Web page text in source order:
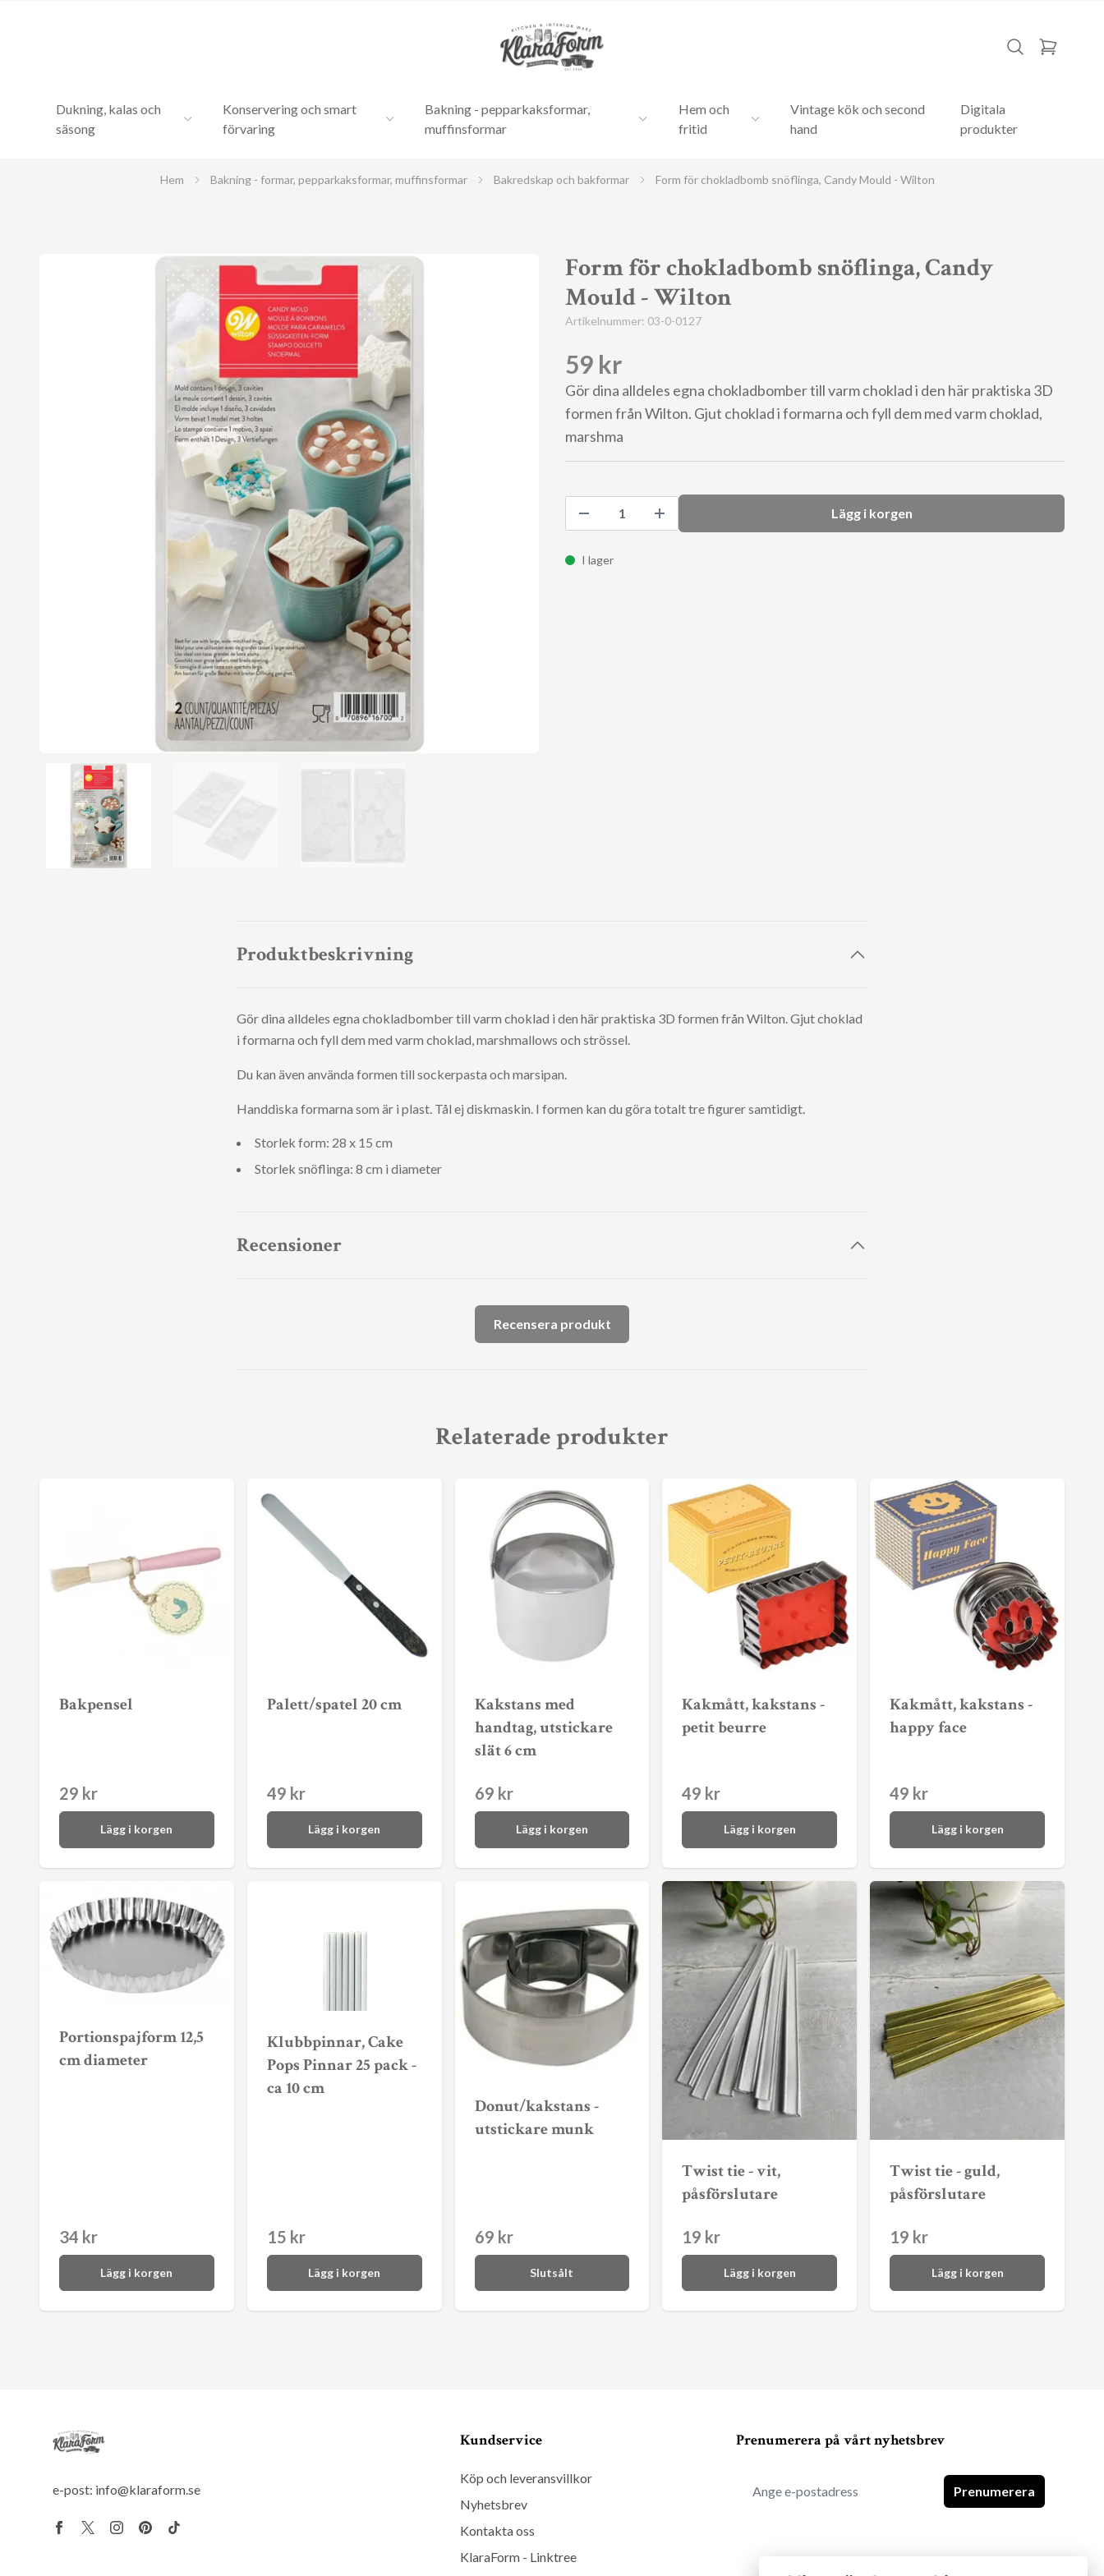
Dukning, kalas och
säsong
Konservering och smart
förvaring
Bakning - pepparkaksformar,
muffinsformar
Hem och
fritid
Vintage kök och second
hand
Digitala
produkter
Hem Bakning - formar, pepparkaksformar, muffinsformar Bakredskap och bakformar Form för chokladbomb snöflinga, Candy Mould - Wilton
Form för chokladbomb snöflinga, Candy
Mould - Wilton
Artikelnummer: 03-0-0127
59 kr
Gör dina alldeles egna chokladbomber till varm choklad i den här praktiska 3D
formen från Wilton. Gjut choklad i formarna och fyll dem med varm choklad,
marshma
Lägg i korgen
I lager
Produktbeskrivning
Gör dina alldeles egna chokladbomber till varm choklad i den här praktiska 3D formen från Wilton. Gjut choklad
i formarna och fyll dem med varm choklad, marshmallows och strössel.
Du kan även använda formen till sockerpasta och marsipan.
Handdiska formarna som är i plast. Tål ej diskmaskin. I formen kan du göra totalt tre figurer samtidigt.
Storlek form: 28 x 15 cm
Storlek snöflinga: 8 cm i diameter
Recensioner
Recensera produkt
Relaterade produkter
Bakpensel
29 kr
Lägg i korgen
Palett/spatel 20 cm
49 kr
Lägg i korgen
Kakstans med
handtag, utstickare
slät 6 cm
69 kr
Lägg i korgen
Kakmått, kakstans -
petit beurre
49 kr
Lägg i korgen
Kakmått, kakstans -
happy face
49 kr
Lägg i korgen
Portionspajform 12,5
cm diameter
34 kr
Lägg i korgen
Klubbpinnar, Cake
Pops Pinnar 25 pack -
ca 10 cm
15 kr
Lägg i korgen
Donut/kakstans -
utstickare munk
69 kr
Slutsålt
Twist tie - vit,
påsförslutare
19 kr
Lägg i korgen
Twist tie - guld,
påsförslutare
19 kr
Lägg i korgen
e-post: info@klaraform.se
Kundservice
Köp och leveransvillkor
Nyhetsbrev
Kontakta oss
KlaraForm - Linktree
Prenumerera på vårt nyhetsbrev
Prenumerera